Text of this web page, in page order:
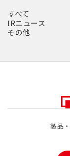
すべて
IRニュース
その他
製品